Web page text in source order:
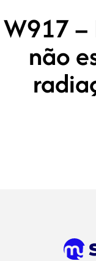
W917 –
não